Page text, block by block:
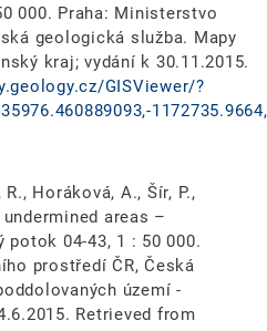
000. Praha: Ministerstvo
geologická služba. Mapy
kraj; vydání k 30.11.2015.
GISViewer/?
Horáková, A., Šír, P.,
areas –
04-43, 1 : 50 000.
prostředí ČR, Česká
území -
Retrieved from